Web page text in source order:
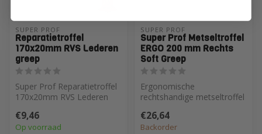
SUPER PROF
Reparatietroffel
170x20mm RVS Lederen
greep
Super Prof Reparatietroffel
170x20mm RVS Lederen
€9,46
Op voorraad
SUPER PROF
Super Prof Metseltroffel
ERGO 200 mm Rechts
Soft Greep
Ergonomische
rechtshandige metseltroffel
boven het bla...
€26,64
Backorder